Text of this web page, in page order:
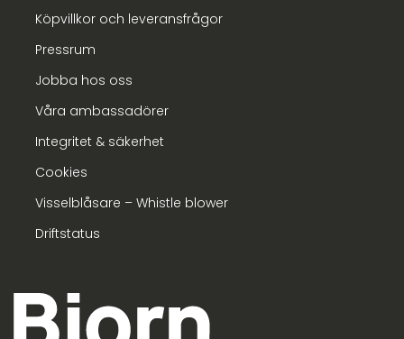
Köpvillkor och leveransfrågor
Pressrum
Jobba hos oss
Våra ambassadörer
Integritet & säkerhet
Cookies
Visselblåsare – Whistle blower
Driftstatus